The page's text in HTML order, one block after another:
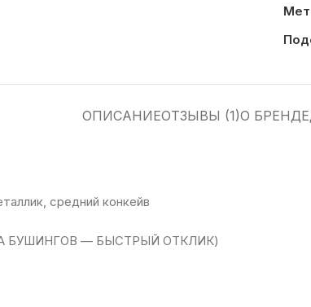
ОПИСАНИЕОТЗЫВЫ (1)О БРЕНДЕ
средний конкейв
БУШИНГОВ — БЫСТРЫЙ ОТКЛИК)